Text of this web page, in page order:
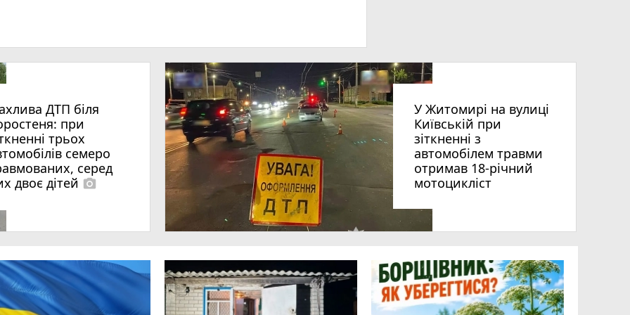
ДТП біля
при
трьох
семеро
серед
двоє дітей photo_camera
У Житомирі на вулиці
Київській при
зіткненні з
автомобілем травми
отримав 18-річний
мотоцикліст